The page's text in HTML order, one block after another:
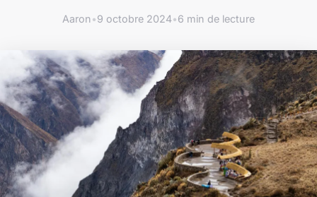
Aaron•9 octobre 2024•6 min de lecture